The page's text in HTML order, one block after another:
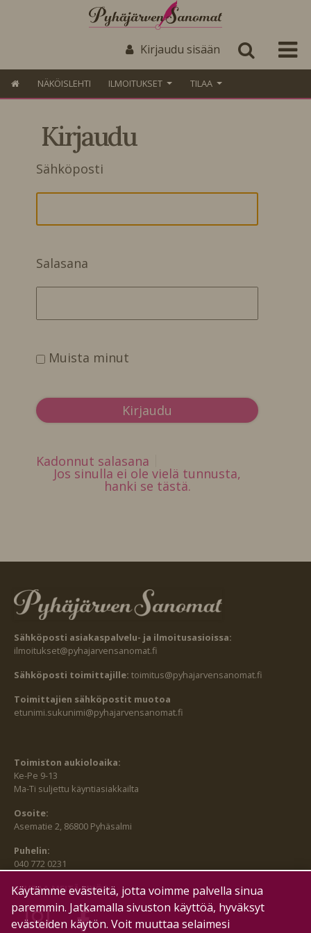
Kirjaudu sisään
NÄKÖISLEHTI ILMOITUKSET TILAA
Kirjaudu
Sähköposti
Salasana
Muista minut
Kadonnut salasana
Jos sinulla ei ole vielä tunnusta,
hanki se tästä.
Sähköposti asiakaspalvelu- ja ilmoitusasioissa:
ilmoitukset@pyhajarvensanomat.fi
Sähköposti toimittajille: toimitus@pyhajarvensanomat.fi
Toimittajien sähköpostit muotoa
etunimi.sukunimi@pyhajarvensanomat.fi
Toimiston aukioloaika:
Ke-Pe 9-13
Ma-Ti suljettu käyntiasiakkailta
Osoite:
Asematie 2, 86800 Pyhäsalmi
Puhelin:
040 772 0231
SEURAA MEITÄ MYÖS:
Käytämme evästeitä, jotta voimme palvella sinua
paremmin. Jatkamalla sivuston käyttöä, hyväksyt
evästeiden käytön. Voit muuttaa selaimesi